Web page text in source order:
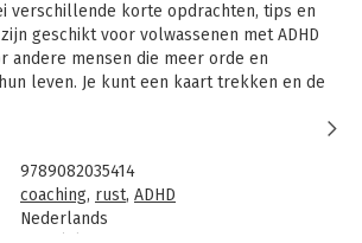
verschillende korte opdrachten, tips en
geschikt voor volwassenen met ADHD
andere mensen die meer orde en
leven. Je kunt een kaart trekken en de
doorlezen en op je in laten werken. De
en overzicht in je leven creëren. Ik
of een ander soort timer aan
bij de opdrachten. Zo ga je
9789082035414
coaching, rust, ADHD
Nederlands